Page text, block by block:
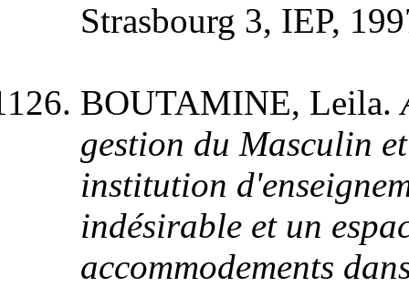
Strasbourg 3, IEP,
BOUTAMINE, Leila.
gestion du Masculin
institution
indésirable et un
accommodements